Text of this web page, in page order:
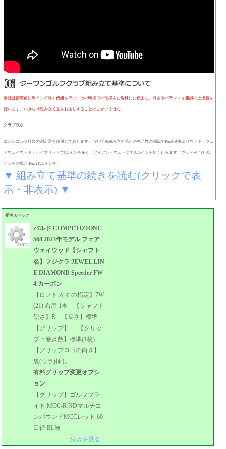
当社は接着前に半インチ長く仮組を行い、その時点での仕様をお客様にお伝えし、長さやバランスを相談の上接着を
行います。いきなり組み立て品をお送りすることはございません。
クラブ長さ
エポンゴルフ社製の測定器を使用しております。当社従来組み立て品との整合性の関係でR&A基準よりウッド・フェ
アウェイウッド・ハイブリッドで0.5インチ短く、アイアン・ウェッジで0.25インチ短く組みます（ウッド例 当社45
インチの場合 R&A45.5インチ）
▼ 組み立て基準の続きを読む(クリックで表
示・非表示) ▼
受注スペック
バルド COMPETIZIONE
568 2023年モデル フェア
ウェイウッド【シャフト
名】フジクラ JEWEL LIN
E DIAMOND Speeder FW
4 カーボン
【ロフト 左右の指定】7W
(21) 右用 1本 【シャフト
硬さ】R 【長さ】標準
【グリップ】- 【グリッ
プ下巻き数】標準(1枚)
【グリップロゴの向き】
裏(ウラ)挿し
有料グリップ変更オプシ
ョン
【グリップ】ゴルフプラ
イド MCC-R NDマルチコ
ンパウンドMCCレッド 60
口径 BL無
続きを見る…